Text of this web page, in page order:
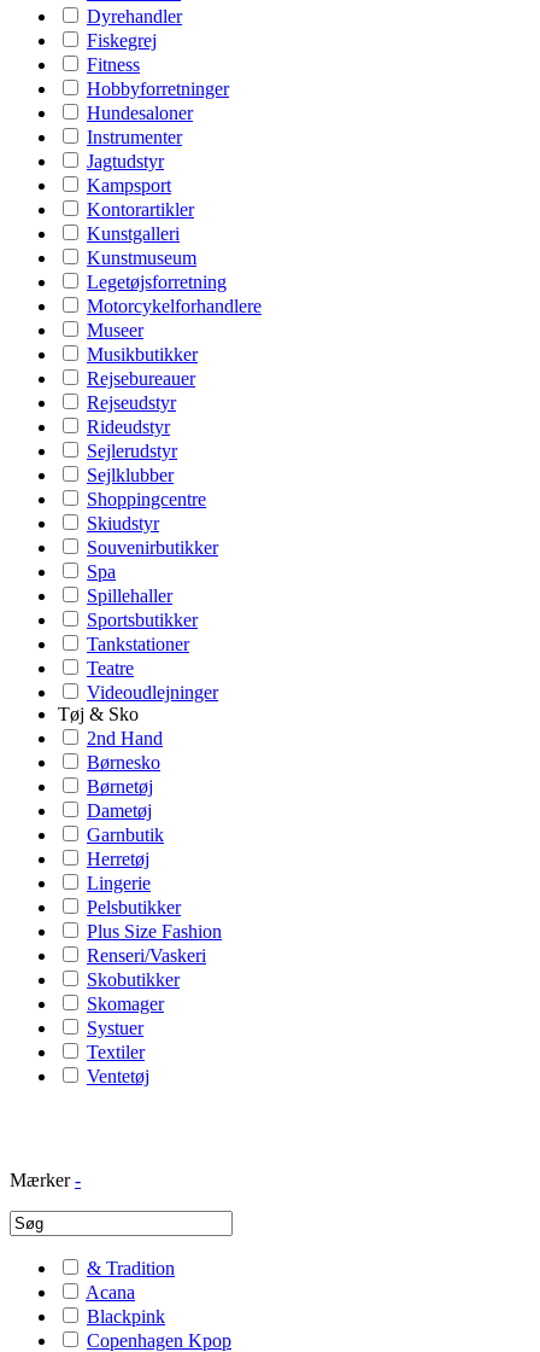
Dyrehandler
Fiskegrej
Fitness
Hobbyforretninger
Hundesaloner
Instrumenter
Jagtudstyr
Kampsport
Kontorartikler
Kunstgalleri
Kunstmuseum
Legetøjsforretning
Motorcykelforhandlere
Museer
Musikbutikker
Rejsebureauer
Rejseudstyr
Rideudstyr
Sejlerudstyr
Sejlklubber
Shoppingcentre
Skiudstyr
Souvenirbutikker
Spa
Spillehaller
Sportsbutikker
Tankstationer
Teatre
Videoudlejninger
Tøj & Sko
2nd Hand
Børnesko
Børnetøj
Dametøj
Garnbutik
Herretøj
Lingerie
Pelsbutikker
Plus Size Fashion
Renseri/Vaskeri
Skobutikker
Skomager
Systuer
Textiler
Ventetøj
Mærker -
& Tradition
Acana
Blackpink
Copenhagen Kpop